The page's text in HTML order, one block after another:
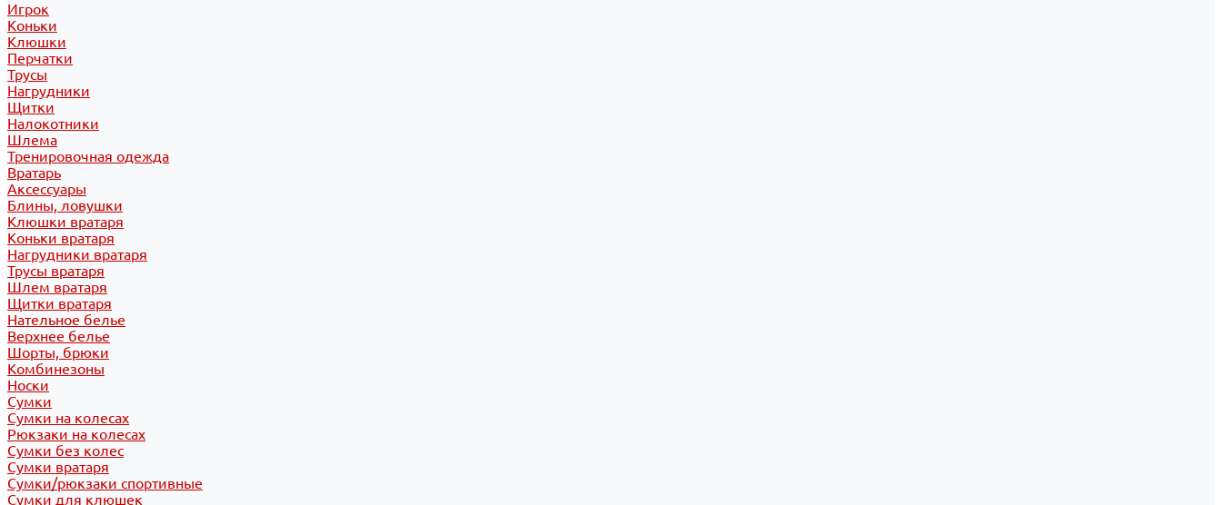
Игрок
Коньки
Клюшки
Перчатки
Трусы
Нагрудники
Щитки
Налокотники
Шлема
Тренировочная одежда
Вратарь
Аксессуары
Блины, ловушки
Клюшки вратаря
Коньки вратаря
Нагрудники вратаря
Трусы вратаря
Шлем вратаря
Щитки вратаря
Нательное белье
Верхнее белье
Шорты, брюки
Комбинезоны
Носки
Сумки
Сумки на колесах
Рюкзаки на колесах
Сумки без колес
Сумки вратаря
Сумки/рюкзаки спортивные
Сумки для клюшек